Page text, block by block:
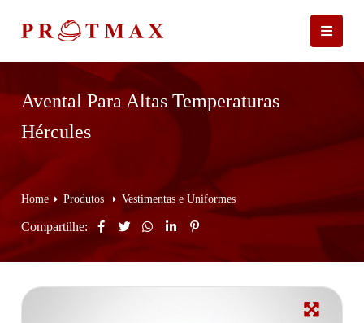
Avental Para Altas Temperaturas
Hércules
Home Produtos Vestimentas e Uniformes
Compartilhe: